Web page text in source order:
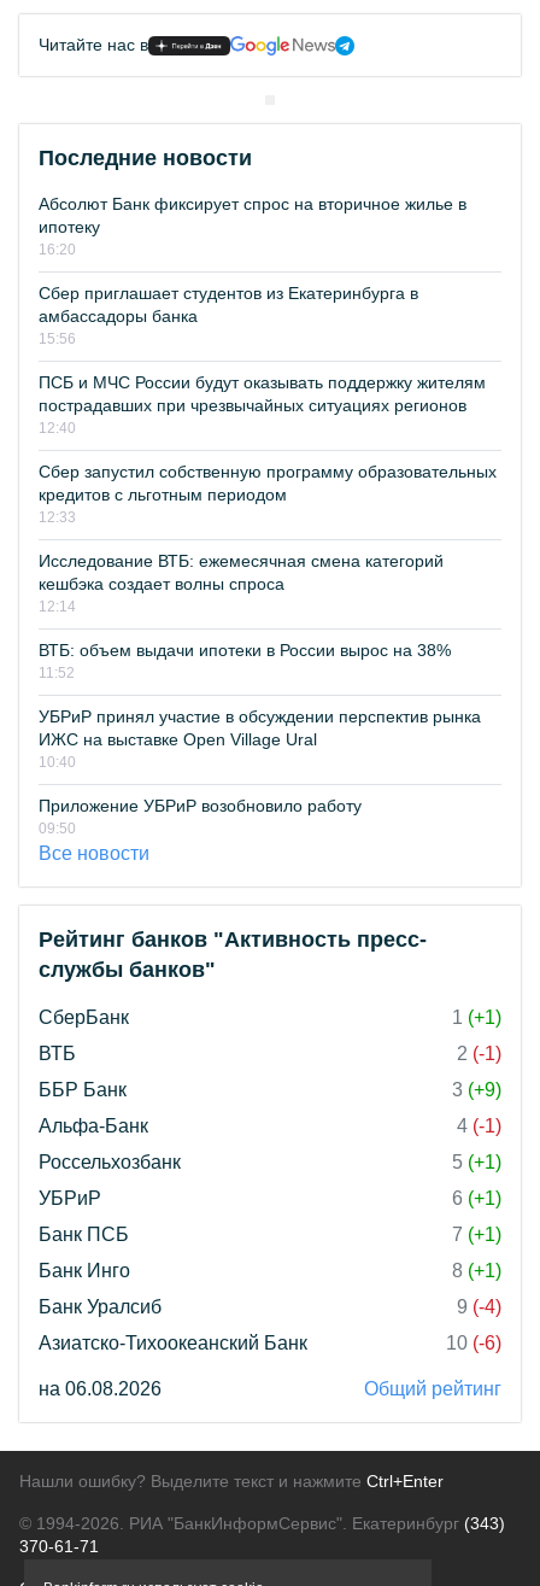
Читайте нас в
Последние новости
Абсолют Банк фиксирует спрос на вторичное жилье в
ипотеку
16:20
Сбер приглашает студентов из Екатеринбурга в
амбассадоры банка
15:56
ПСБ и МЧС России будут оказывать поддержку жителям
пострадавших при чрезвычайных ситуациях регионов
12:40
Сбер запустил собственную программу образовательных
кредитов с льготным периодом
12:33
Исследование ВТБ: ежемесячная смена категорий
кешбэка создает волны спроса
12:14
ВТБ: объем выдачи ипотеки в России вырос на 38%
11:52
УБРиР принял участие в обсуждении перспектив рынка
ИЖС на выставке Open Village Ural
10:40
Приложение УБРиР возобновило работу
09:50
Все новости
Рейтинг банков "Активность пресс-
службы банков"
СберБанк 1 (+1)
ВТБ
2 (-1)
ББР Банк
3 (+9)
Альфа-Банк
4 (-1)
Россельхозбанк
5 (+1)
УБРиР
6 (+1)
Банк ПСБ
7 (+1)
Банк Инго
8 (+1)
Банк Уралсиб
9 (-4)
Азиатско-Тихоокеанский Банк
10 (-6)
на 06.08.2026 Общий рейтинг
Нашли ошибку? Выделите текст и нажмите Ctrl+Enter
© 1994-2026. РИА "БанкИнформСервис". Екатеринбург (343)
370-61-71